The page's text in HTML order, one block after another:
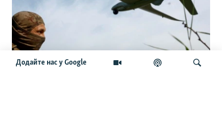
Додайте нас у Google